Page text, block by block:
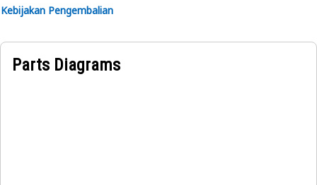
Kebijakan Pengembalian
Parts Diagrams